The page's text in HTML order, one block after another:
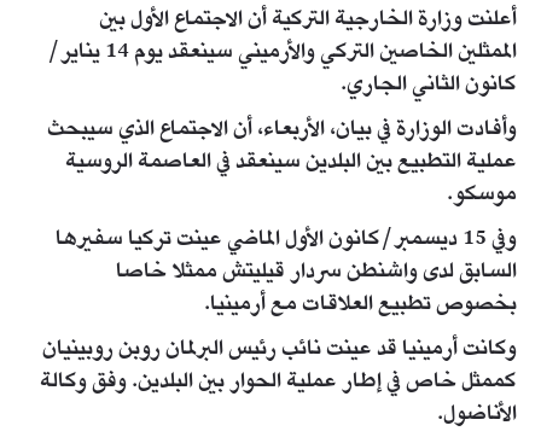
أعلنت وزارة الخارجية التركية أن الاجتماع الأول بين
الممثلين الخاصين التركي والأرميني سينعقد يوم 14 يناير/
كانون الثاني الجاري.
وأفادت الوزارة في بيان، الأربعاء، أن الاجتماع الذي سيبحث
عملية التطبيع بين البلدين سينعقد في العاصمة الروسية
موسكو.
وفي 15 ديسمبر/كانون الأول الماضي عينت تركيا سفيرها
السابق لدى واشنطن سردار قيليتش ممثلا خاصا
بخصوص تطبيع العلاقات مع أرمينيا.
وكانت أرمينيا قد عينت نائب رئيس البرلمان روبن روبينيان
كممثل خاص في إطار عملية الحوار بين البلدين. وفق وكالة
الأناضول.